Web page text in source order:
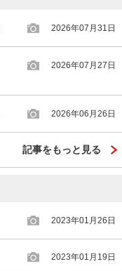
2026年07月31日
2026年07月27日
2026年06月26日
記事をもっと見る
2023年01月26日
2023年01月19日